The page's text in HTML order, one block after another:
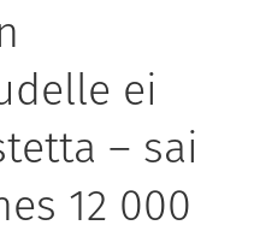
ei
– sai
12 000